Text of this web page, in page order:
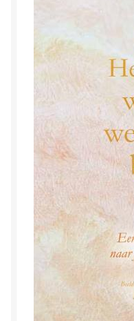
Magische helende
Mindfulness en
Narcisme
Nieuw boek ‘Pareltjes
in woord en beeld
Priesteressen van Isis-
Stress en Burn-out